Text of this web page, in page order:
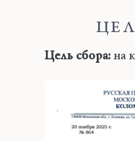
Цель сбора: на